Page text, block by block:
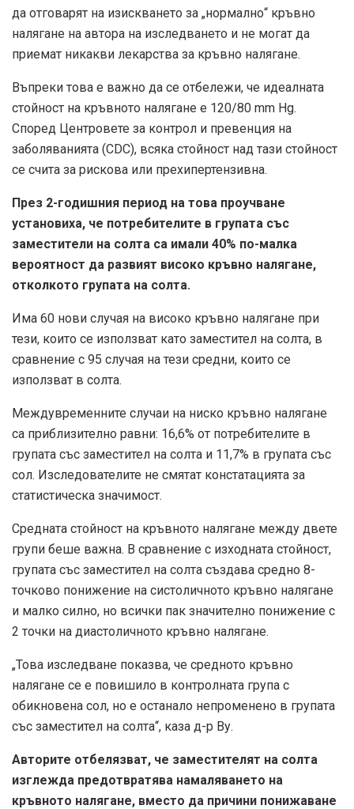
да отговарят на изискването за „нормално“ кръвно
налягане на автора на изследването и не могат да
приемат никакви лекарства за кръвно налягане.
Въпреки това е важно да се отбележи, че идеалната
стойност на кръвното налягане е 120/80 mm Hg.
Според Центровете за контрол и превенция на
заболяванията (CDC), всяка стойност над тази стойност
се счита за рискова или прехипертензивна.
През 2-годишния период на това проучване
установиха, че потребителите в групата със
заместители на солта са имали 40% по-малка
вероятност да развият високо кръвно налягане,
отколкото групата на солта.
Има 60 нови случая на високо кръвно налягане при
тези, които се използват като заместител на солта, в
сравнение с 95 случая на тези средни, които се
използват в солта.
Междувременните случаи на ниско кръвно налягане
са приблизително равни: 16,6% от потребителите в
групата със заместител на солта и 11,7% в групата със
сол. Изследователите не смятат констатацията за
статистическа значимост.
Средната стойност на кръвното налягане между двете
групи беше важна. В сравнение с изходната стойност,
групата със заместител на солта създава средно 8-
точково понижение на систоличното кръвно налягане
и малко силно, но всички пак значително понижение с
2 точки на диастоличното кръвно налягане.
„Това изследване показва, че средното кръвно
налягане се е повишило в контролната група с
обикновена сол, но е останало непроменено в групата
със заместител на солта“, каза д-р Ву.
Авторите отбелязват, че заместителят на солта
изглежда предотвратява намаляването на
кръвното налягане, вместо да причини понижаване